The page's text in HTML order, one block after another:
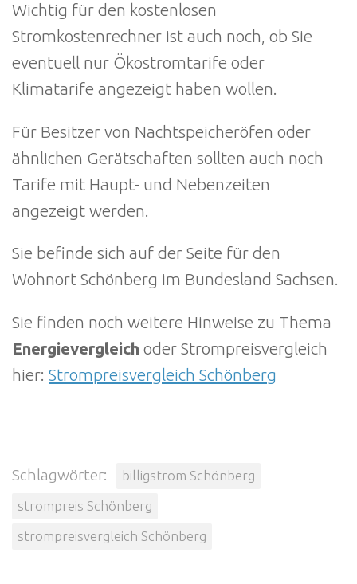
Wichtig für den kostenlosen
Stromkostenrechner ist auch noch, ob Sie
eventuell nur Ökostromtarife oder
Klimatarife angezeigt haben wollen.
Für Besitzer von Nachtspeicheröfen oder
ähnlichen Gerätschaften sollten auch noch
Tarife mit Haupt- und Nebenzeiten
angezeigt werden.
Sie befinde sich auf der Seite für den
Wohnort Schönberg im Bundesland Sachsen.
Sie finden noch weitere Hinweise zu Thema
Energievergleich oder Strompreisvergleich
hier: Strompreisvergleich Schönberg
Schlagwörter: billigstrom Schönberg
strompreis Schönberg
strompreisvergleich Schönberg